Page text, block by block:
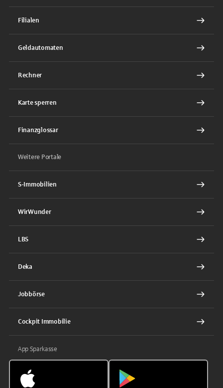
Filialen
Geldautomaten
Rechner
Karte sperren
Finanzglossar
Weitere Portale
S-Immobilien
WirWunder
LBS
Deka
Jobbörse
Cockpit Immobilie
App Sparkasse